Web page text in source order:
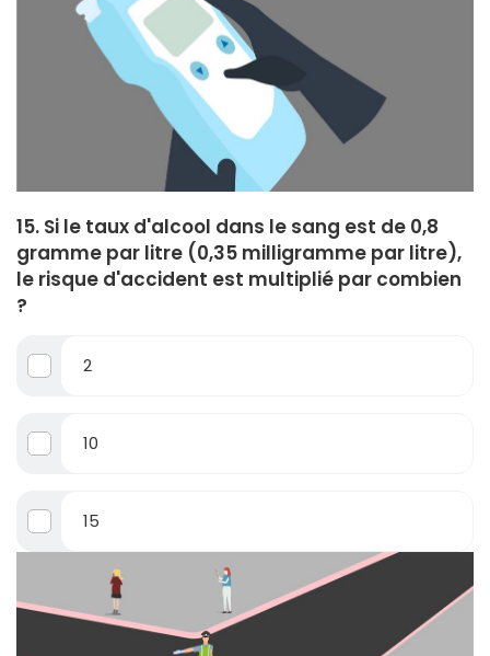
15. Si le taux d'alcool dans le sang est de 0,8
gramme par litre (0,35 milligramme par litre),
le risque d'accident est multiplié par combien
?
2
10
15